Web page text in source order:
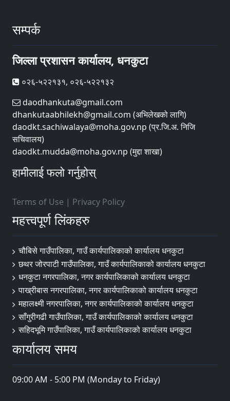
सम्पर्क
जिल्ला प्रशासन कार्यालय, धनकुटा
०२६-५२२१३१, ०२६-५२२१३२
daodhankuta@gmail.com
dhankutaabhilekh@gmail.com (अभिलेखको लागि)
daodkt.sachiwalaya@moha.gov.np (प्र.जि.अ. निजि
सचिवालय)
daodkt.mudda@moha.gov.np (मुद्दा शाखा)
हामीलाई फलो गर्नुहोस्
Terms of Use | Privacy Policy
महत्त्वपूर्ण लिंकहरु
चौबिसे गाउँपालिका, गाउँ कार्यपालिकाको कार्यालय धनकुटा
छथर जोरपाटी गाउँपालिका, गाउँ कार्यपालिकाको कार्यालय धनकुटा
धनकुटा नगरपालिका, नगर कार्यपालिकाको कार्यालय धनकुटा
पाख्रीबास नगरपालिका, नगर कार्यपालिकाको कार्यालय धनकुटा
महालक्ष्मी नगरपालिका, नगर कार्यपालिकाको कार्यालय धनकुटा
साँगुरीगढी गाउँपालिका, गाउँ कार्यपालिकाको कार्यालय धनकुटा
सहिदभूमि गाउँपालिका, गाउँ कार्यपालिकाको कार्यालय धनकुटा
कार्यालय समय
09:00 AM - 5:00 PM (Monday to Friday)